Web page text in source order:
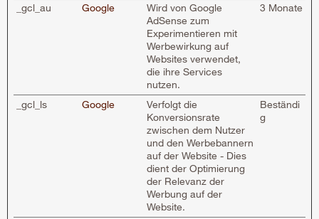
_gcl_au Google
Wird von Google
AdSense zum
Experimentieren mit
Werbewirkung auf
Websites verwendet,
die ihre Services
nutzen.
3 Monate
_gcl_ls Google
Verfolgt die
Konversionsrate
zwischen dem Nutzer
und den Werbebannern
auf der Website - Dies
dient der Optimierung
der Relevanz der
Werbung auf der
Website.
Beständi
g